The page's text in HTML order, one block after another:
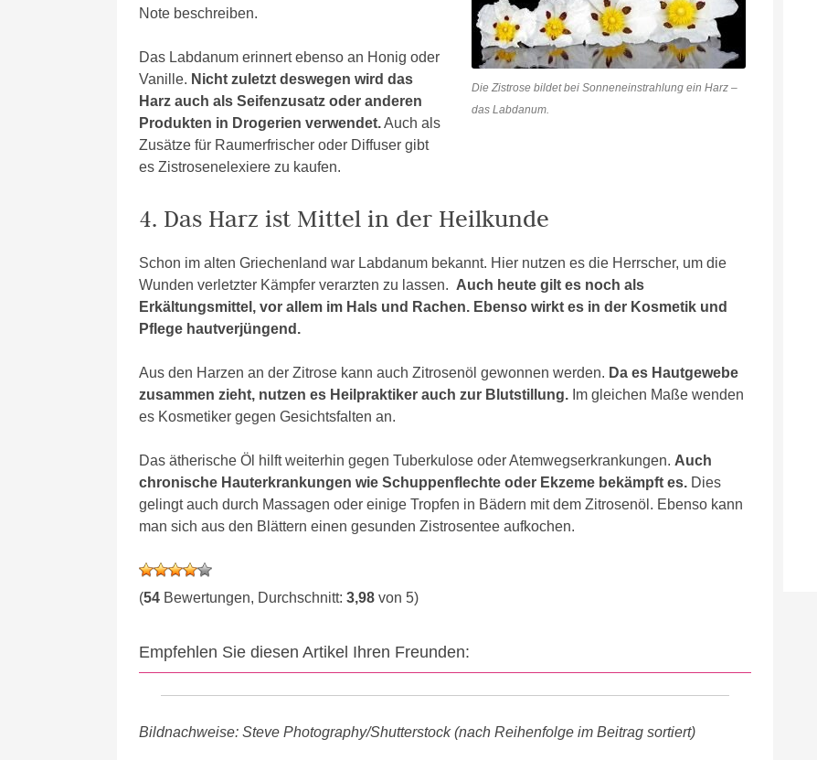
Die Zistrose bildet bei Sonneneinstrahlung ein Harz –
das Labdanum.
Note beschreiben.
Das Labdanum erinnert ebenso an Honig oder
Vanille. Nicht zuletzt deswegen wird das
Harz auch als Seifenzusatz oder anderen
Produkten in Drogerien verwendet.Auch als
Zusätze für Raumerfrischer oder Diffuser gibt
es Zistrosenelexiere zu kaufen.
4. Das Harz ist Mittel in der Heilkunde
Schon im alten Griechenland war Labdanum bekannt. Hier nutzen es die Herrscher, um die
Wunden verletzter Kämpfer verarzten zu lassen. Auch heute gilt es noch als
Erkältungsmittel, vor allem im Hals und Rachen. Ebenso wirkt es in der Kosmetik und
Pflege hautverjüngend.
Aus den Harzen an der Zitrose kann auch Zitrosenöl gewonnen werden. Da es Hautgewebe
zusammen zieht, nutzen es Heilpraktiker auch zur Blutstillung. Im gleichen Maße wenden
es Kosmetiker gegen Gesichtsfalten an.
Das ätherische Öl hilft weiterhin gegen Tuberkulose oder Atemwegserkrankungen. Auch
chronische Hauterkrankungen wie Schuppenflechte oder Ekzeme bekämpft es. Dies
gelingt auch durch Massagen oder einige Tropfen in Bädern mit dem Zitrosenöl. Ebenso kann
man sich aus den Blättern einen gesunden Zistrosentee aufkochen.
(54 Bewertungen, Durchschnitt: 3,98 von 5)
Empfehlen Sie diesen Artikel Ihren Freunden:
Bildnachweise: Steve Photography/Shutterstock (nach Reihenfolge im Beitrag sortiert)